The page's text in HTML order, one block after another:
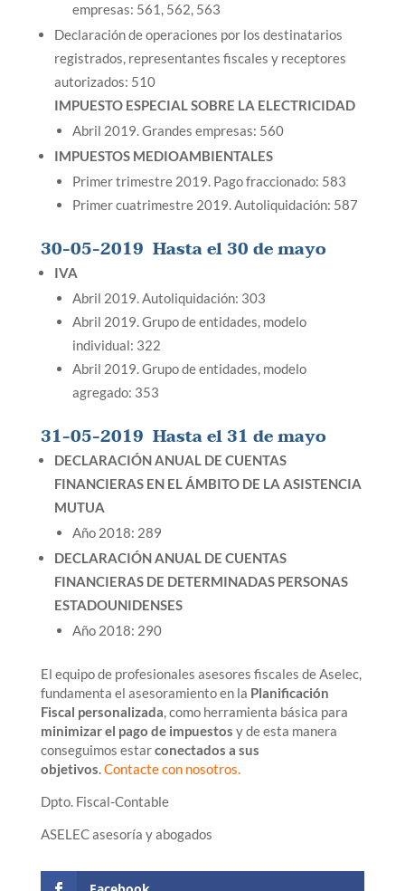
empresas: 561, 562, 563
Declaración de operaciones por los destinatarios
registrados, representantes fiscales y receptores
autorizados: 510
IMPUESTO ESPECIAL SOBRE LA ELECTRICIDAD
Abril 2019. Grandes empresas: 560
IMPUESTOS MEDIOAMBIENTALES
Primer trimestre 2019. Pago fraccionado: 583
Primer cuatrimestre 2019. Autoliquidación: 587
30-05-2019 Hasta el 30 de mayo
IVA
Abril 2019. Autoliquidación: 303
Abril 2019. Grupo de entidades, modelo
individual: 322
Abril 2019. Grupo de entidades, modelo
agregado: 353
31-05-2019 Hasta el 31 de mayo
DECLARACIÓN ANUAL DE CUENTAS
FINANCIERAS EN EL ÁMBITO DE LA ASISTENCIA
MUTUA
Año 2018: 289
DECLARACIÓN ANUAL DE CUENTAS
FINANCIERAS DE DETERMINADAS PERSONAS
ESTADOUNIDENSES
Año 2018: 290
El equipo de profesionales asesores fiscales de Aselec,
fundamenta el asesoramiento en la Planificación
Fiscal personalizada, como herramienta básica para
minimizar el pago de impuestos y de esta manera
conseguimos estarconectados a sus
objetivos.Contacte con nosotros.
Dpto. Fiscal-Contable
ASELEC asesoría y abogados